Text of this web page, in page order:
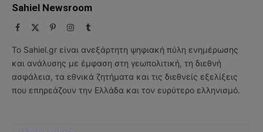
Sahiel Newsroom
Facebook PinterestInstagram
Tumblr
Το Sahiel.gr είναι ανεξάρτητη ψηφιακή πύλη ενημέρωσης
και ανάλυσης με έμφαση στη γεωπολιτική, τη διεθνή
ασφάλεια, τα εθνικά ζητήματα και τις διεθνείς εξελίξεις
που επηρεάζουν την Ελλάδα και τον ευρύτερο ελληνισμό.